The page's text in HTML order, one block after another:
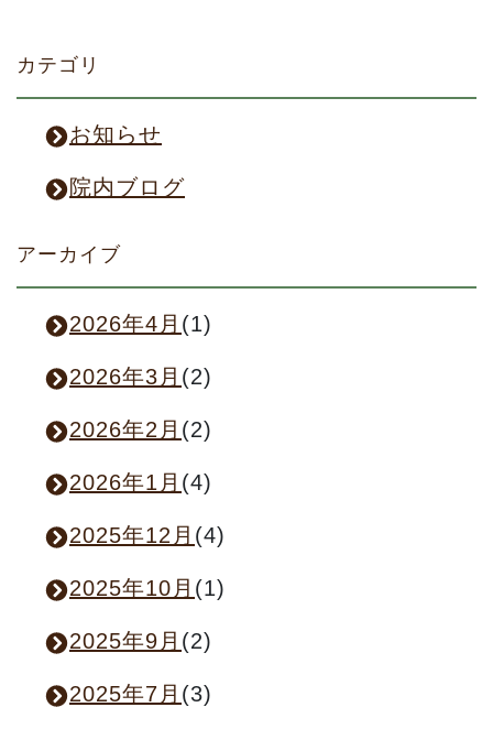
カテゴリ
お知らせ
院内ブログ
アーカイブ
2026年4月 (1)
2026年3月 (2)
2026年2月 (2)
2026年1月 (4)
2025年12月 (4)
2025年10月 (1)
2025年9月 (2)
2025年7月 (3)